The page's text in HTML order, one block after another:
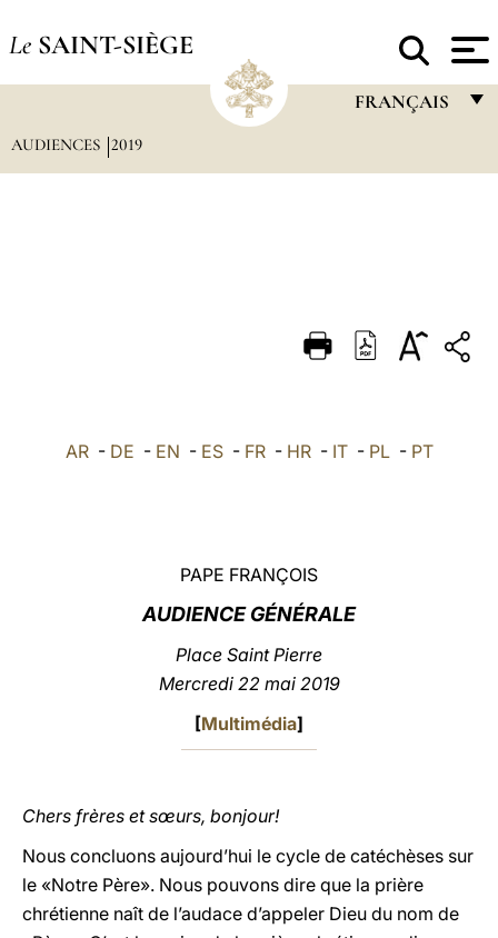
Le SAINT-SIÈGE
FRANÇAIS
DEUTSCH
العربيّة
AUDIENCES 2019
AR- DE - EN - ES- FR- HR- IT- PL- PT
PAPE FRANÇOIS
AUDIENCE GÉNÉRALE
Place Saint Pierre
Mercredi 22 mai 2019
[Multimédia]
Chers frères et sœurs, bonjour!
Nous concluons aujourd’hui le cycle de catéchèses sur
le «Notre Père». Nous pouvons dire que la prière
chrétienne naît de l’audace d’appeler Dieu du nom de